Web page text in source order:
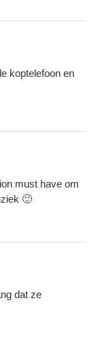
koptelefoon en
must have om
🙂
dat ze